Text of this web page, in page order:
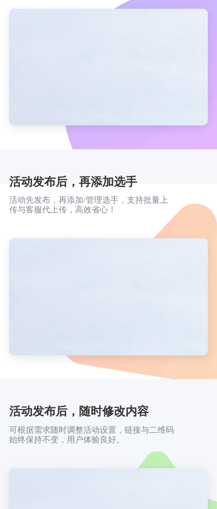
活动发布后，再添加选手
活动先发布，再添加/管理选手，支持批量上
传与客服代上传，高效省心！
活动发布后，随时修改内容
可根据需求随时调整活动设置，链接与二维码
始终保持不变，用户体验良好。